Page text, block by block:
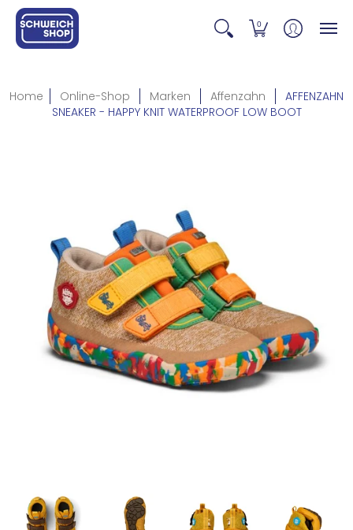
0
Home Online-Shop Marken Affenzahn
AFFENZAHN
SNEAKER - HAPPY KNIT WATERPROOF LOW BOOT